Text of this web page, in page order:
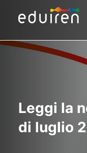
Leggi la
di luglio